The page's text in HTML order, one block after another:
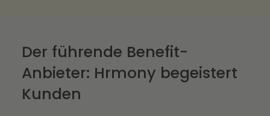
Der führende Benefit-
Anbieter: Hrmony begeistert
Kunden